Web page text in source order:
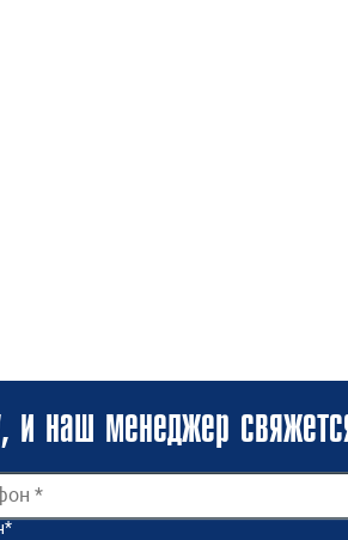
и наш менеджер
*